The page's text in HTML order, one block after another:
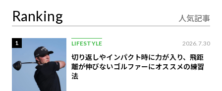
Ranking 人気記事
1 LIFESTYLE 2026.7.30
切り返しやインパクト時に力が入り、飛距
離が伸びないゴルファーにオススメの練習
法